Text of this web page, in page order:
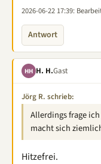
2026-06-22 17:39:
Antwort
HH H. H.Gast
Jörg R. schrieb:
Allerdings frage
macht sich
Hitzefrei.